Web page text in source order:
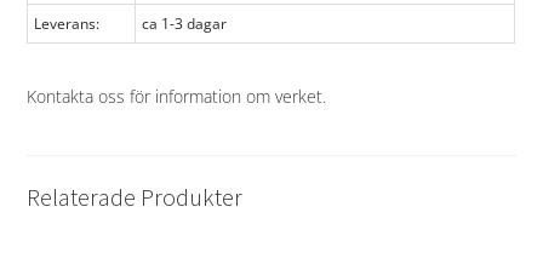
Leverans:
ca 1-3 dagar
Kontakta oss för information om verket.
Relaterade Produkter